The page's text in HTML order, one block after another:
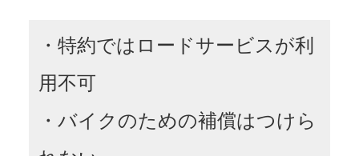
・特約ではロードサービスが利
用不可
・バイクのための補償はつけら